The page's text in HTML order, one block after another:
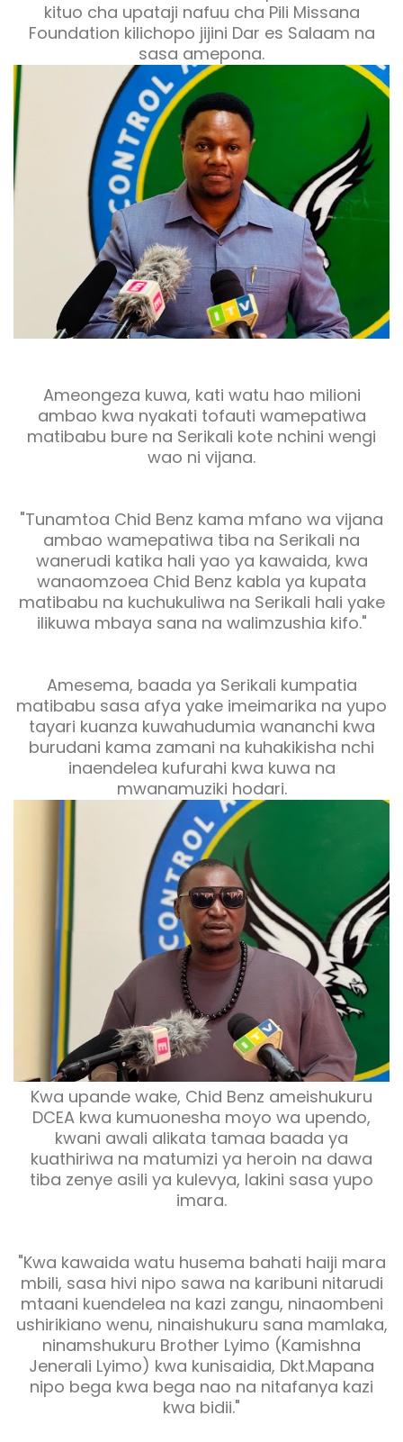
kituo cha upataji nafuu cha Pili Missana
Foundation kilichopo jijini Dar es Salaam na
sasa amepona.
Ameongeza kuwa, kati watu hao milioni
ambao kwa nyakati tofauti wamepatiwa
matibabu bure na Serikali kote nchini wengi
wao ni vijana.
"Tunamtoa Chid Benz kama mfano wa vijana
ambao wamepatiwa tiba na Serikali na
wanerudi katika hali yao ya kawaida, kwa
wanaomzoea Chid Benz kabla ya kupata
matibabu na kuchukuliwa na Serikali hali yake
ilikuwa mbaya sana na walimzushia kifo."
Amesema, baada ya Serikali kumpatia
matibabu sasa afya yake imeimarika na yupo
tayari kuanza kuwahudumia wananchi kwa
burudani kama zamani na kuhakikisha nchi
inaendelea kufurahi kwa kuwa na
mwanamuziki hodari.
Kwa upande wake, Chid Benz ameishukuru
DCEA kwa kumuonesha moyo wa upendo,
kwani awali alikata tamaa baada ya
kuathiriwa na matumizi ya heroin na dawa
tiba zenye asili ya kulevya, lakini sasa yupo
imara.
"Kwa kawaida watu husema bahati haiji mara
mbili, sasa hivi nipo sawa na karibuni nitarudi
mtaani kuendelea na kazi zangu, ninaombeni
ushirikiano wenu, ninaishukuru sana mamlaka,
ninamshukuru Brother Lyimo (Kamishna
Jenerali Lyimo) kwa kunisaidia, Dkt.Mapana
nipo bega kwa bega nao na nitafanya kazi
kwa bidii."